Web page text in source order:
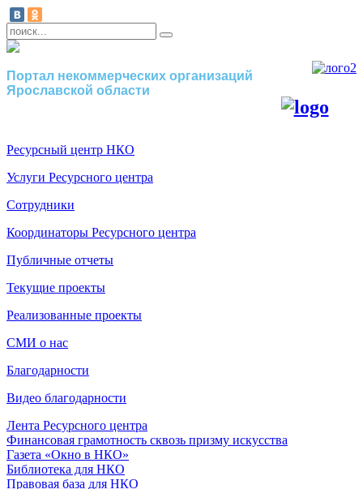
Портал некоммерческих организаций
Ярославской области
Ресурсный центр НКО
Услуги Ресурсного центра
Сотрудники
Координаторы Ресурсного центра
Публичные отчеты
Текущие проекты
Реализованные проекты
СМИ о нас
Благодарности
Видео благодарности
Лента Ресурсного центра
Финансовая грамотность сквозь призму искусства
Газета «Окно в НКО»
Библиотека для НКО
Правовая база для НКО